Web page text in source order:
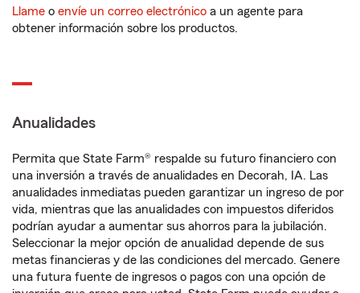
Llame o envíe un correo electrónico a un agente para
obtener información sobre los productos.
Anualidades
Permita que State Farm® respalde su futuro financiero con
una inversión a través de anualidades en Decorah, IA. Las
anualidades inmediatas pueden garantizar un ingreso de por
vida, mientras que las anualidades con impuestos diferidos
podrían ayudar a aumentar sus ahorros para la jubilación.
Seleccionar la mejor opción de anualidad depende de sus
metas financieras y de las condiciones del mercado. Genere
una futura fuente de ingresos o pagos con una opción de